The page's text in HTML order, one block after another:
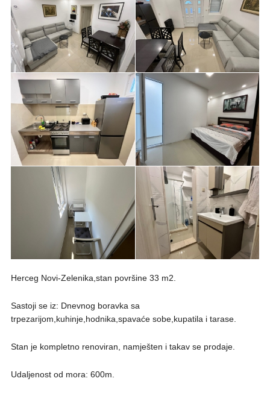
Herceg Novi-Zelenika,stan površine 33 m2.
Sastoji se iz: Dnevnog boravka sa
trpezarijom,kuhinje,hodnika,spavaće sobe,kupatila i tarase.
Stan je kompletno renoviran, namješten i takav se prodaje.
Udaljenost od mora: 600m.